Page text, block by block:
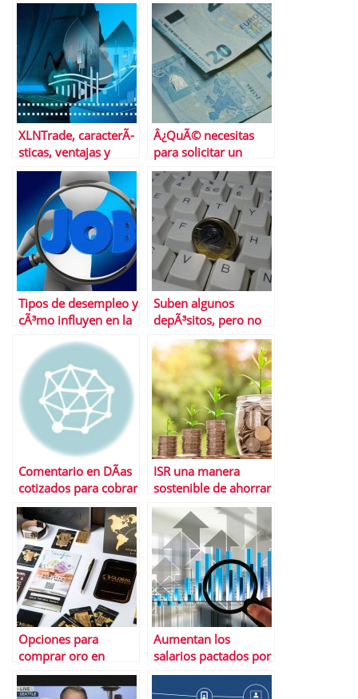
inversores?
XLNTrade, caracterÃ­
sticas, ventajas y
desventajas del
brÃ³ker
Â¿QuÃ© necesitas
para solicitar un
prÃ©stamo personal?
Tipos de desempleo y
cÃ³mo influyen en la
Suben algunos
depÃ³sitos, pero no
todos ni todos los
plazos
Comentario en DÃ­as
cotizados para cobrar
el paro por Abdou
samb
ISR una manera
sostenible de ahorrar
Opciones para
comprar oro en
EspaÃ±a 2022
Aumentan los
salarios pactados por
convenio durante el
2021